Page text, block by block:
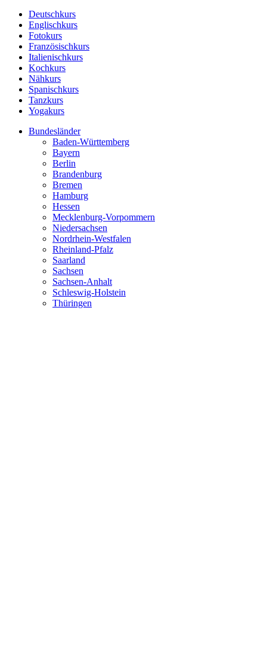
Deutschkurs
Englischkurs
Fotokurs
Französischkurs
Italienischkurs
Kochkurs
Nähkurs
Spanischkurs
Tanzkurs
Yogakurs
Bundesländer
Baden-Württemberg
Bayern
Berlin
Brandenburg
Bremen
Hamburg
Hessen
Mecklenburg-Vorpommern
Niedersachsen
Nordrhein-Westfalen
Rheinland-Pfalz
Saarland
Sachsen
Sachsen-Anhalt
Schleswig-Holstein
Thüringen